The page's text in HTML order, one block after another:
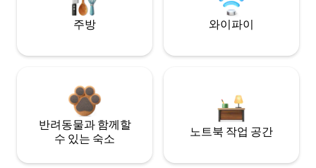
주방 와이파이
반려동물과 함께할
수 있는 숙소
노트북 작업 공간